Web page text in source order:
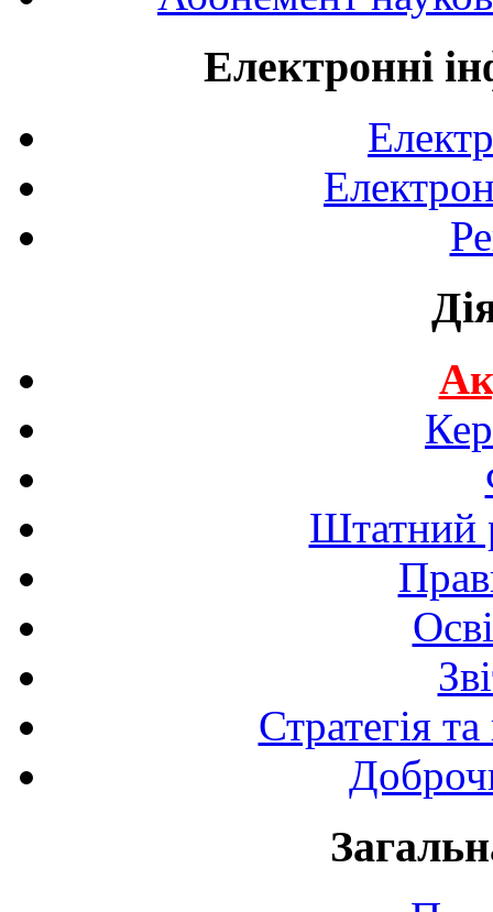
Електронні
Штатний
Стратегія